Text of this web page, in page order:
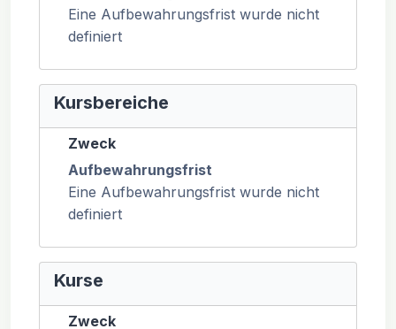
Eine Aufbewahrungsfrist wurde nicht
definiert
Kursbereiche
Zweck
Aufbewahrungsfrist
Eine Aufbewahrungsfrist wurde nicht
definiert
Kurse
Zweck